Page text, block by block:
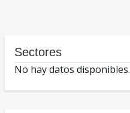
Sectores
No hay datos disponibles.